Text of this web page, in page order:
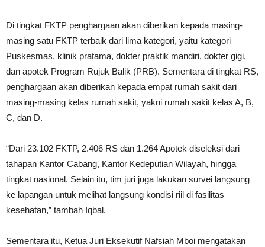
Di tingkat FKTP penghargaan akan diberikan kepada masing-
masing satu FKTP terbaik dari lima kategori, yaitu kategori
Puskesmas, klinik pratama, dokter praktik mandiri, dokter gigi,
dan apotek Program Rujuk Balik (PRB). Sementara di tingkat RS,
penghargaan akan diberikan kepada empat rumah sakit dari
masing-masing kelas rumah sakit, yakni rumah sakit kelas A, B,
C, dan D.
“Dari 23.102 FKTP, 2.406 RS dan 1.264 Apotek diseleksi dari
tahapan Kantor Cabang, Kantor Kedeputian Wilayah, hingga
tingkat nasional. Selain itu, tim juri juga lakukan survei langsung
ke lapangan untuk melihat langsung kondisi riil di fasilitas
kesehatan,” tambah Iqbal.
Sementara itu, Ketua Juri Eksekutif Nafsiah Mboi mengatakan